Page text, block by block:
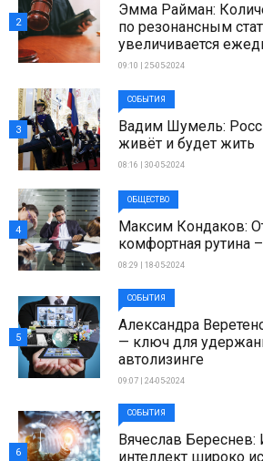
Эмма Райман:
по резонансным
увеличивается
09:10 | 25-05-2024
2
СОБЫТИЯ
Вадим Шумель:
живёт и будет жить
08:16 | 30-05-2024
3
ОБЩЕСТВО
Максим Кондаков:
комфортная рутина
08:29 | 18-05-2024
4
СОБЫТИЯ
Александра
— ключ для
автолизинге
09:07 | 24-05-2024
5
СОБЫТИЯ
Вячеслав Береснев:
интеллект широко
6